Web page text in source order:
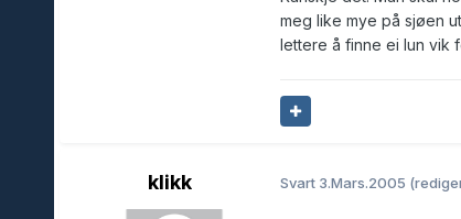
meg like mye på sjøen
lettere å finne ei lun vik
klikk Svart 3.Mars.2005